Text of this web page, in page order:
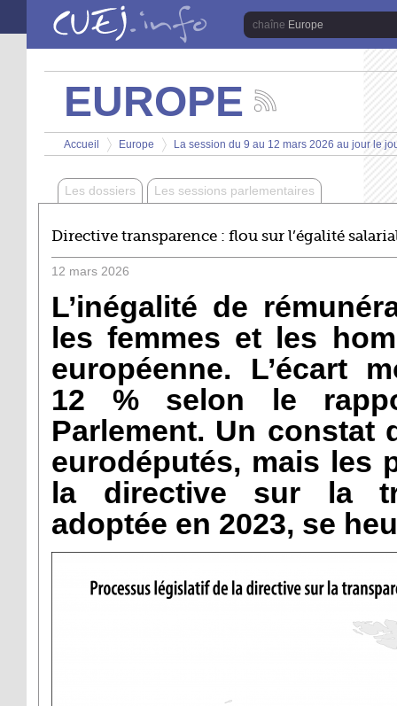
Aller au contenu principal
Europe
EUROPE
les
actualités
de
chaîne
Europe
Vous êtes ici
Accueil
>
Europe
>
La session du 9 au 12 mars 2026 au jour le
Les dossiers Les sessions parlementaires
Directive transparence : flou sur l’égalité
12 mars 2026
L’inégalité de
les femmes et les
européenne. L’écart
12 % selon le
Parlement. Un constat
eurodéputés, mais les
la directive sur la
adoptée en 2023, se